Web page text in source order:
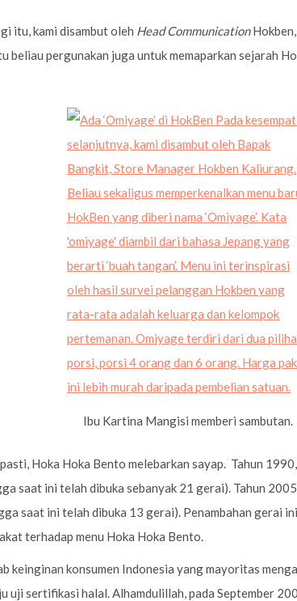
itu, kami disambut oleh Head Communication
beliau pergunakan juga untuk memaparkan sejarah
Ibu Kartina Mangisi memberi sambutan.
Hoka Hoka Bento melebarkan sayap. Tahun
saat ini telah dibuka sebanyak 21 gerai). Tahun
saat ini telah dibuka 13 gerai). Penambahan gerai
terhadap menu Hoka Hoka Bento.
keinginan konsumen Indonesia yang mayoritas
uji sertifikasi halal. Alhamdulillah, pada September